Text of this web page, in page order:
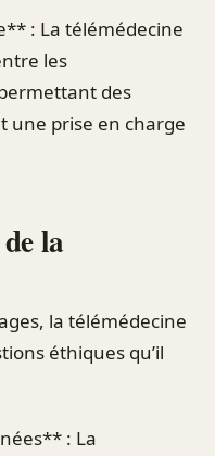
: La télémédecine
les
des
une prise en charge
la
la télémédecine
éthiques qu’il
: La